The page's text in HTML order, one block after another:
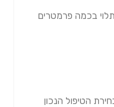
בכמה פרמטרים
הטיפול הנכון